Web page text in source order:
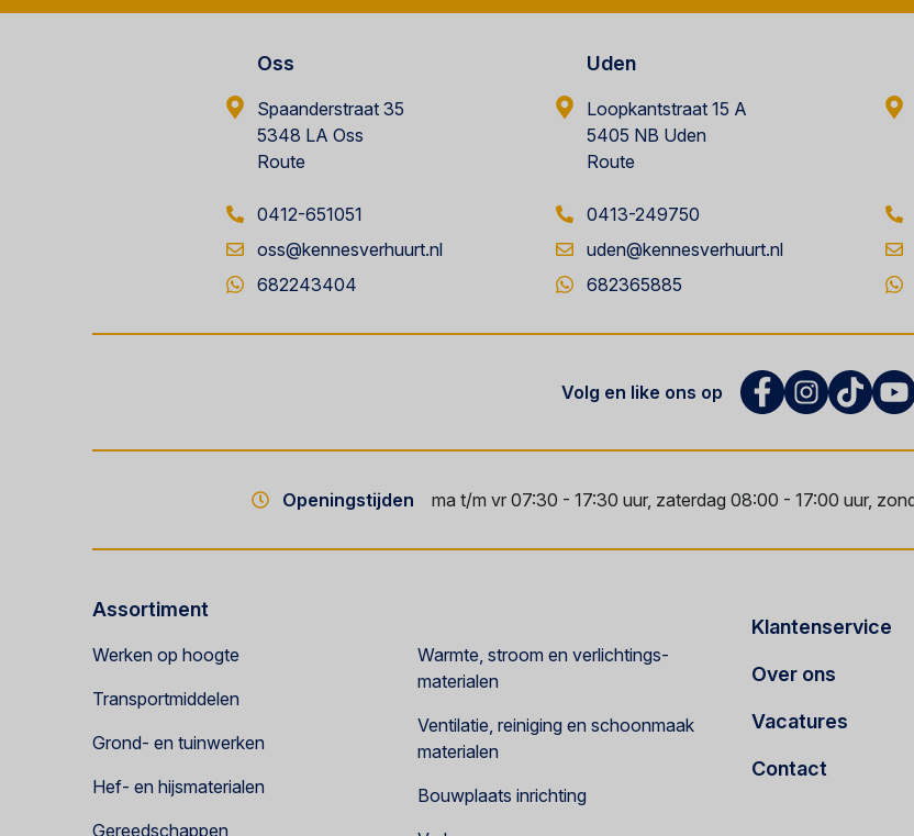
Oss
Spaanderstraat 35
5348 LA Oss
Route
0412-651051
oss@kennesverhuurt.nl
682243404
Uden
Loopkantstraat 15 A
5405 NB Uden
Route
0413-249750
uden@kennesverhuurt.nl
682365885
Volg en like ons op
Openingstijden ma t/m vr 07:30 - 17:30 uur, zaterdag 08:00 - 17:00 uur,
Assortiment
Werken op hoogte
Transportmiddelen
Grond- en tuinwerken
Hef- en hijsmaterialen
Gereedschappen
Warmte, stroom en verlichtings-
materialen
Ventilatie, reiniging en schoonmaak
materialen
Bouwplaats inrichting
Klantenservice
Over ons
Vacatures
Contact